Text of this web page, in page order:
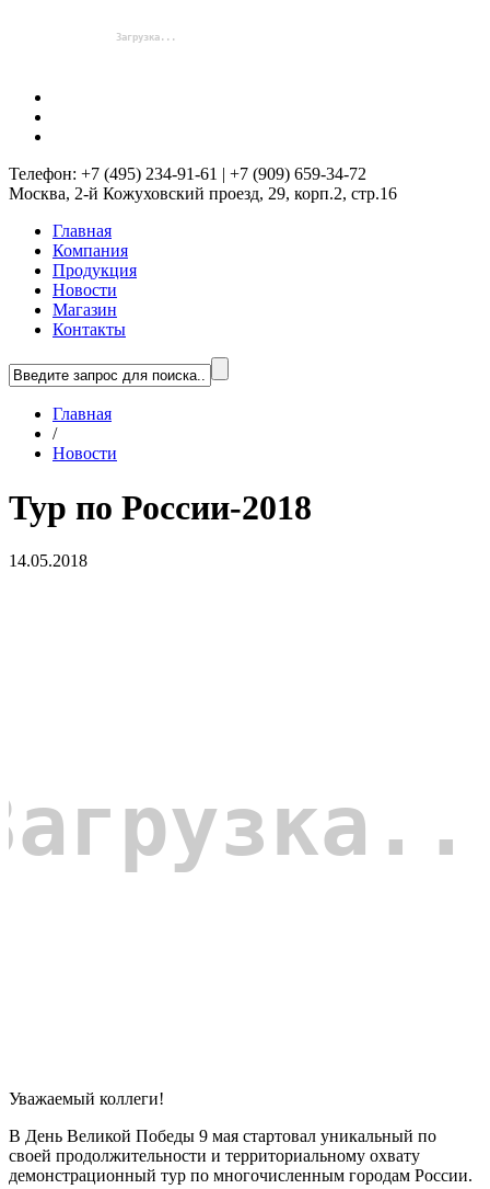
Телефон: +7 (495) 234-91-61 | +7 (909) 659-34-72
Москва, 2-й Кожуховский проезд, 29, корп.2, стр.16
Главная
Компания
Продукция
Новости
Магазин
Контакты
Главная
/
Новости
Тур по России-2018
14.05.2018
Уважаемый коллеги!
В День Великой Победы 9 мая стартовал уникальный по
своей продолжительности и территориальному охвату
демонстрационный тур по многочисленным городам России.